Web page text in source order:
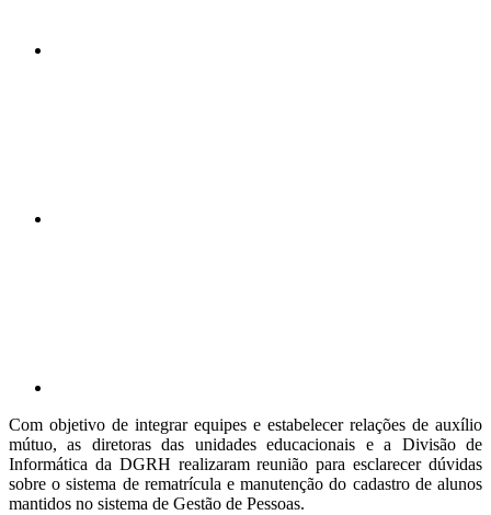
Com objetivo de integrar equipes e estabelecer relações de auxílio
mútuo, as diretoras das unidades educacionais e a Divisão de
Informática da DGRH realizaram reunião para esclarecer dúvidas
sobre o sistema de rematrícula e manutenção do cadastro de alunos
mantidos no sistema de Gestão de Pessoas.